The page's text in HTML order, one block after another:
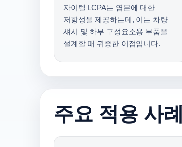
자이텔 LCPA는 염분에 대한
저항성을 제공하는데, 이는 차량
섀시 및 하부 구성요소용 부품을
설계할 때 귀중한 이점입니다.
주요 적용 사례